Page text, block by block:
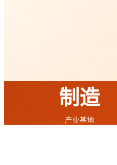
制造
产业基地